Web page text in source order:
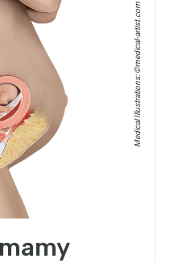
Medical Illustrations: ©
medical-artist.com